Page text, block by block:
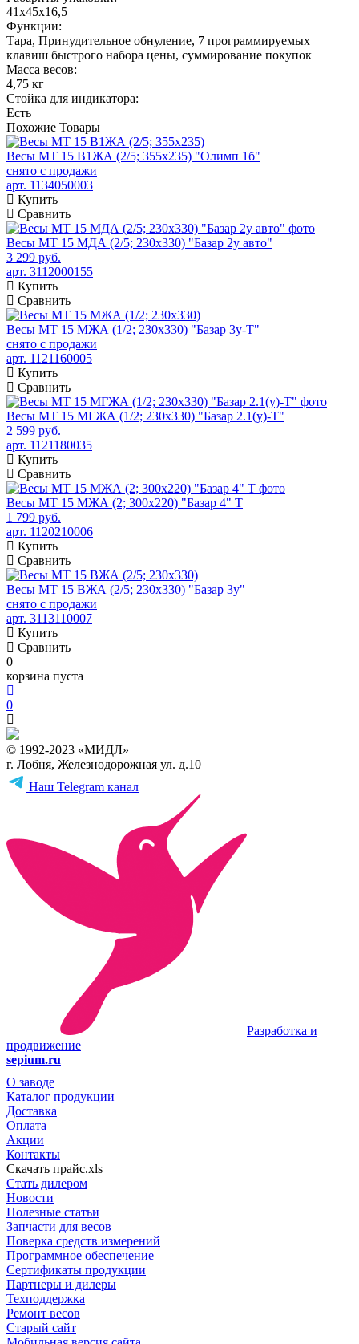
41х45х16,5
Функции:
Тара, Принудительное обнуление, 7 программируемых
клавиш быстрого набора цены, суммирование покупок
Масса весов:
4,75 кг
Стойка для индикатора:
Есть
Похожие Товары
Весы МТ 15 В1ЖА (2/5; 355х235) "Олимп 1б"
снято с продажи
арт. 1134050003
Купить
Сравнить
Весы МТ 15 МДА (2/5; 230х330) "Базар 2у авто"
3 299 руб.
арт. 3112000155
Купить
Сравнить
Весы МТ 15 МЖА (1/2; 230х330) "Базар 3у-Т"
снято с продажи
арт. 1121160005
Купить
Сравнить
Весы МТ 15 МГЖА (1/2; 230х330) "Базар 2.1(у)-Т"
2 599 руб.
арт. 1121180035
Купить
Сравнить
Весы МТ 15 МЖА (2; 300х220) "Базар 4" Т
1 799 руб.
арт. 1120210006
Купить
Сравнить
Весы МТ 15 ВЖА (2/5; 230х330) "Базар 3у"
снято с продажи
арт. 3113110007
Купить
Сравнить
0
корзина пуста
0
© 1992-2023 «МИДЛ»
г. Лобня, Железнодорожная ул. д.10
Наш Telegram канал
Разработка и
продвижение
sepium.ru
О заводе
Каталог продукции
Доставка
Оплата
Акции
Контакты
Скачать прайс.xls
Стать дилером
Новости
Полезные статьи
Запчасти для весов
Поверка средств измерений
Программное обеспечение
Сертификаты продукции
Партнеры и дилеры
Техподдержка
Ремонт весов
Старый сайт